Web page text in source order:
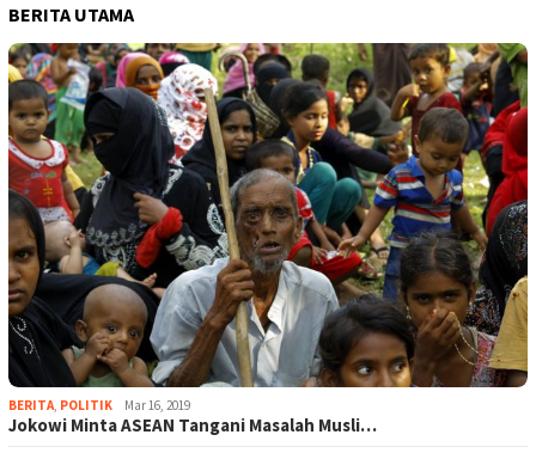
BERITA UTAMA
BERITA, POLITIK Mar 16, 2019
Jokowi Minta ASEAN Tangani Masalah Musli…